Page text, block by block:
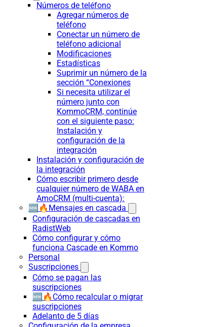
Números de teléfono
Agregar números de
teléfono
Conectar un número de
teléfono adicional
Modificaciones
Estadísticas
Suprimir un número de la
sección “Conexiones
Si necesita utilizar el
número junto con
KommoCRM, continúe
con el siguiente paso:
Instalación y
configuración de la
integración
Instalación y configuración de
la integración
Cómo escribir primero desde
cualquier número de WABA en
AmoCRM (multi-cuenta):
🆕🔥Mensajes en cascada
Configuración de cascadas en
RadistWeb
Cómo configurar y cómo
funciona Cascade en Kommo
Personal
Suscripciones
Cómo se pagan las
suscripciones
🆕🔥Cómo recalcular o migrar
suscripciones
Adelanto de 5 días